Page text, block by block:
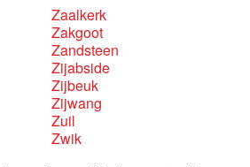
Zaalkerk
Zakgoot
Zandsteen
Zijabside
Zijbeuk
Zijwang
Zuil
Zwik